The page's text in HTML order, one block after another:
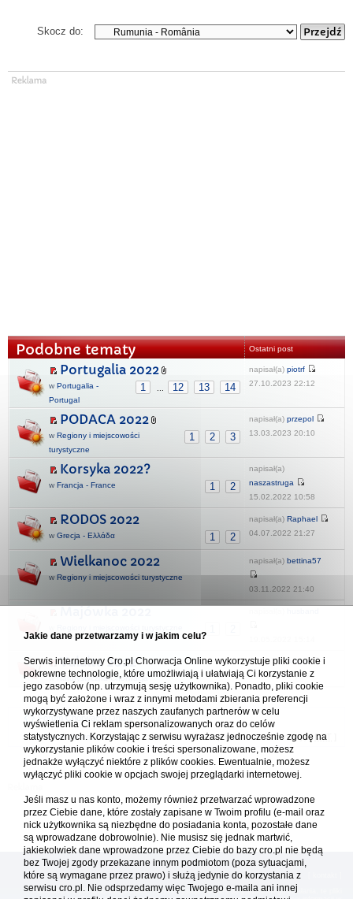
Skocz do:
Podobne tematy Ostatni post
Portugalia 2022
1 ... 12 13 14
w Portugalia -
Portugal
napisał(a) piotrf
27.10.2023 22:12
PODACA 2022
1 2 3
w Regiony i miejscowości
turystyczne
napisał(a) przepol
13.03.2023 20:10
Korsyka 2022?
1 2
w Francja - France
napisał(a)
naszastruga
15.02.2022 10:58
RODOS 2022
1 2
w Grecja - Ελλάδα
napisał(a) Raphael
04.07.2022 21:27
Wielkanoc 2022
wRegiony i miejscowości turystyczne
napisał(a) bettina57
03.11.2022 21:40
Valalta 2022
wNaturystyczna Chorwacja
napisał(a)Asidar
10.08.2022 18:24
Forum Chorwacja Online - Cro.pl
Usuń ciasteczka• Strefa czasowa: UTC + 1 (Polska - czas zimowy) [ DST
[reklama ] [
Platforma cro.pl© Chorwacja online™ wykorzystuje cookies do prawidłowego działania, te pliki
Jakie dane przetwarzamy i w jakim celu?
Serwis internetowy Cro.pl Chorwacja Online wykorzystuje pliki cookie i
pokrewne technologie, które umożliwiają i ułatwiają Ci korzystanie z
jego zasobów (np. utrzymują sesję użytkownika). Ponadto, pliki cookie
mogą być założone i wraz z innymi metodami zbierania preferencji
wykorzystywane przez naszych zaufanych partnerów w celu
wyświetlenia Ci reklam spersonalizowanych oraz do celów
statystycznych. Korzystając z serwisu wyrażasz jednocześnie zgodę na
wykorzystanie plików cookie i treści spersonalizowane, możesz
jednakże wyłączyć niektóre z plików cookies. Ewentualnie, możesz
wyłączyć pliki cookie w opcjach swojej przeglądarki internetowej.
Jeśli masz u nas konto, możemy również przetwarzać wprowadzone
przez Ciebie dane, które zostały zapisane w Twoim profilu (e-mail oraz
nick użytkownika są niezbędne do posiadania konta, pozostałe dane
są wprowadzane dobrowolnie). Nie musisz się jednak martwić,
jakiekolwiek dane wprowadzone przez Ciebie do bazy cro.pl nie będą
bez Twojej zgody przekazane innym podmiotom (poza sytuacjami,
które są wymagane przez prawo) i służą jedynie do korzystania z
serwisu cro.pl. Nie odsprzedamy więc Twojego e-maila ani innej